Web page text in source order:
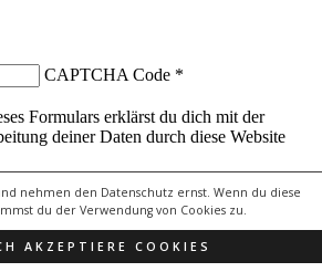
nehmen den Datenschutz ernst. Wenn du diese
du der Verwendung von Cookies zu.
AKZEPTIERE COOKIES
CAPTCHA Code *
Formulars erklärst du dich mit der
deiner Daten durch diese Website
All Rights Reserved.
byCatch Themes